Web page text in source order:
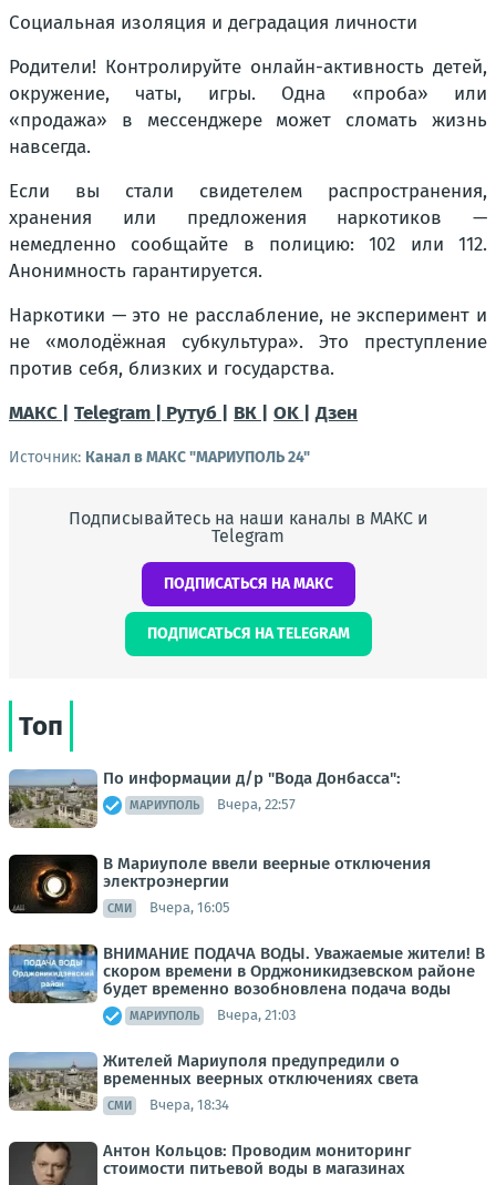
Социальная изоляция и деградация личности
Родители! Контролируйте онлайн-активность детей,
окружение, чаты, игры. Одна «проба» или
«продажа» в мессенджере может сломать жизнь
навсегда.
Если вы стали свидетелем распространения,
хранения или предложения наркотиков —
немедленно сообщайте в полицию: 102 или 112.
Анонимность гарантируется.
Наркотики — это не расслабление, не эксперимент и
не «молодёжная субкультура». Это преступление
против себя, близких и государства.
МАКС | Telegram | Рутуб | ВК | OK | Дзен
Источник: Канал в МАКС "МАРИУПОЛЬ 24"
Подписывайтесь на наши каналы в МАКС и
Telegram
ПОДПИСАТЬСЯ НА МАКС
ПОДПИСАТЬСЯ НА TELEGRAM
Топ
По информации д/р "Вода Донбасса":
МАРИУПОЛЬ Вчера, 22:57
В Мариуполе ввели веерные отключения
электроэнергии
СМИ Вчера, 16:05
ВНИМАНИЕ ПОДАЧА ВОДЫ. Уважаемые жители! В
скором времени в Орджоникидзевском районе
будет временно возобновлена подача воды
МАРИУПОЛЬ Вчера, 21:03
Жителей Мариуполя предупредили о
временных веерных отключениях света
СМИ Вчера, 18:34
Антон Кольцов: Проводим мониторинг
стоимости питьевой воды в магазинах